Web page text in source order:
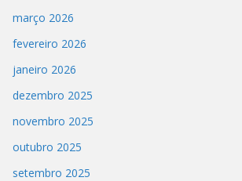
março 2026
fevereiro 2026
janeiro 2026
dezembro 2025
novembro 2025
outubro 2025
setembro 2025